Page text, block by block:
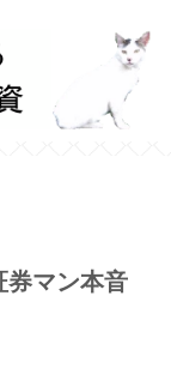
券マン本音